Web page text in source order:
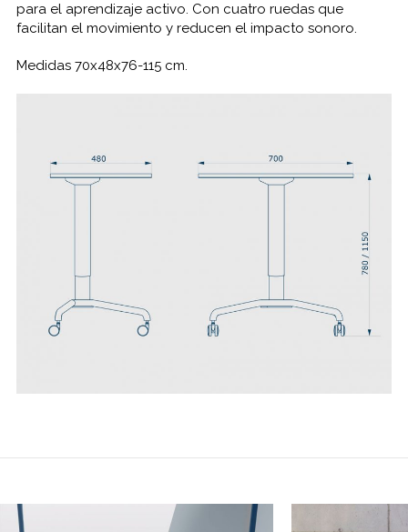
para el aprendizaje activo. Con cuatro ruedas que
facilitan el movimiento y reducen el impacto sonoro.
Medidas 70x48x76-115 cm.